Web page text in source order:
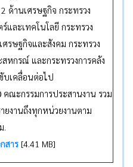
ด้านเศรษฐกิจ กระทรวง
และเทคโนโลยี กระทรวง
รษฐกิจและสังคม กระทรวง
สหกรณ์ และกระทรวงการคลัง
บเคลื่อนต่อไป
คณะกรรมการประสานงาน รวม
ยงานถึงทุกหน่วยงานตาม
.
สาร [4.41 MB]